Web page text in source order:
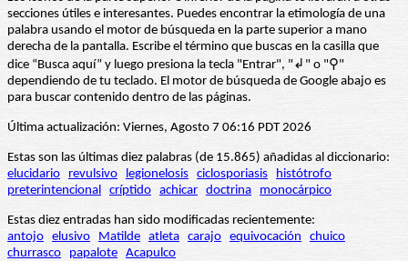
secciones útiles e interesantes. Puedes encontrar la etimología de una
palabra usando el motor de búsqueda en la parte superior a mano
derecha de la pantalla. Escribe el término que buscas en la casilla que
dice “Busca aquí” y luego presiona la tecla "Entrar", "↲" o "⚲"
dependiendo de tu teclado. El motor de búsqueda de Google abajo es
para buscar contenido dentro de las páginas.
Última actualización: Viernes, Agosto 7 06:16 PDT 2026
Estas son las últimas diez palabras (de 15.865) añadidas al diccionario:
elucidario
revulsivo legionelosis ciclosporiasis
histótrofo
preterintencional
críptido achicar doctrina monocárpico
Estas diez entradas han sido modificadas recientemente:
antojo elusivo Matilde atleta carajo equivocación
chuico
churrasco
papalote Acapulco